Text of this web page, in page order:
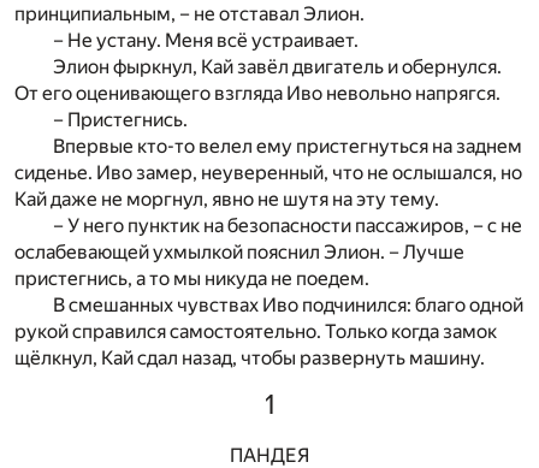
принципиальным, – не отставал Элион.
– Не устану. Меня всё устраивает.
Элион фыркнул, Кай завёл двигатель и обернулся.
От его оценивающего взгляда Иво невольно напрягся.
– Пристегнись.
Впервые кто-то велел ему пристегнуться на заднем
сиденье. Иво замер, неуверенный, что не ослышался, но
Кай даже не моргнул, явно не шутя на эту тему.
– У него пунктик на безопасности пассажиров, – с не
ослабевающей ухмылкой пояснил Элион. – Лучше
пристегнись, а то мы никуда не поедем.
В смешанных чувствах Иво подчинился: благо одной
рукой справился самостоятельно. Только когда замок
щёлкнул, Кай сдал назад, чтобы развернуть машину.
1
ПАНДЕЯ